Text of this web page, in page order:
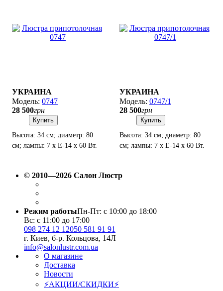
УКРАИНА
0747
28 500грн
Купить
Высота: 34 см; диаметр: 80
см; лампы: 7 х Е-14 х 60 Вт.
УКРАИНА
0747/1
28 500грн
Купить
Высота: 34 см; диаметр: 80
см; лампы: 7 х Е-14 х 60 Вт.
© 2010—2026 Салон Люстр
Режим работыПн-Пт: с 10:00 до 18:00
Вс: с 11:00 до 17:00
098 274 12 12050 581 91 91
г. Киев, б-р. Кольцова, 14Л
info@salonlustr.com.ua
О магазине
Доставка
Новости
⚡АКЦИИ/СКИДКИ⚡